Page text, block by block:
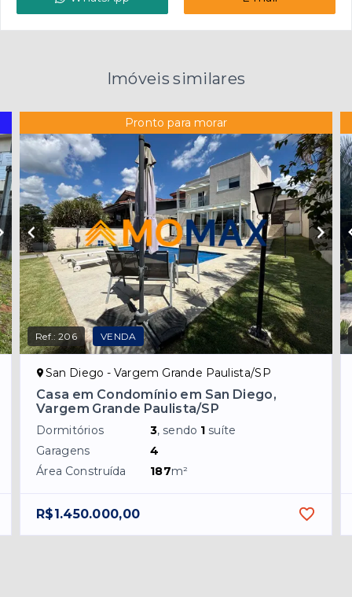
Imóveis similares
Pronto para morar
Ref.:206 VENDA
San Diego - Vargem Grande Paulista/SP
Casa em Condomínio em San Diego,
Vargem Grande Paulista/SP
Dormitórios 3, sendo 1 suíte
Garagens
4
Área Construída
187m²
R$1.450.000,00